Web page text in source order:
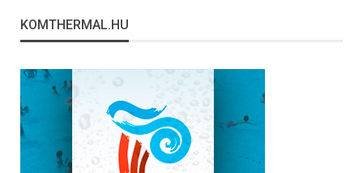
KOMTHERMAL.HU